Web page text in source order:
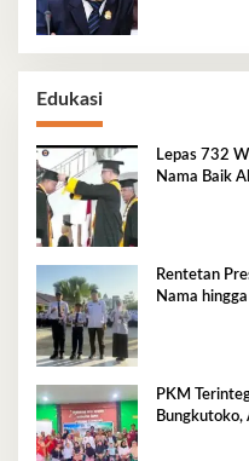
Edukasi
Lepas 732
Nama Baik
Rentetan
Nama
PKM
Bungkutoko,